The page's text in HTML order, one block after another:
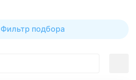
Фильтр подбора